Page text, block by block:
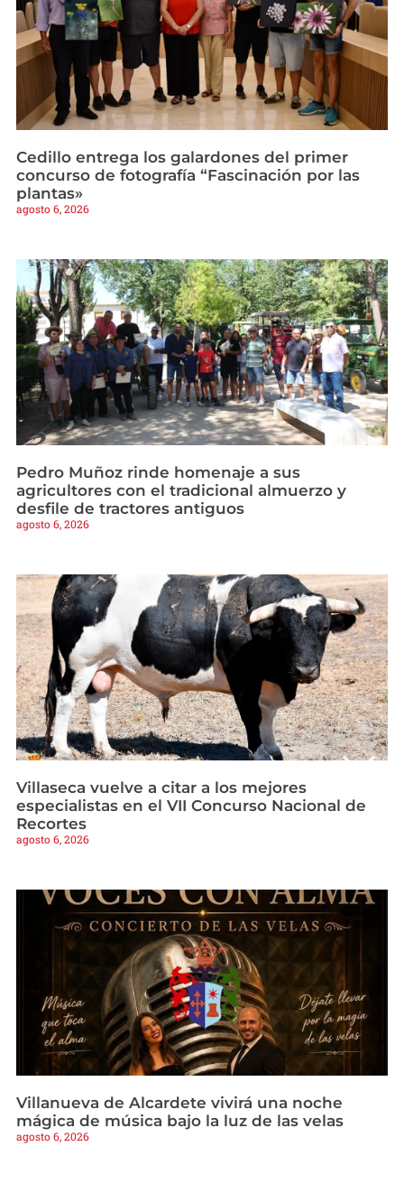
Cedillo entrega los galardones del primer
concurso de fotografía “Fascinación por las
plantas»
agosto 6, 2026
Pedro Muñoz rinde homenaje a sus
agricultores con el tradicional almuerzo y
desfile de tractores antiguos
agosto 6, 2026
Villaseca vuelve a citar a los mejores
especialistas en el VII Concurso Nacional de
Recortes
agosto 6, 2026
Villanueva de Alcardete vivirá una noche
mágica de música bajo la luz de las velas
agosto 6, 2026